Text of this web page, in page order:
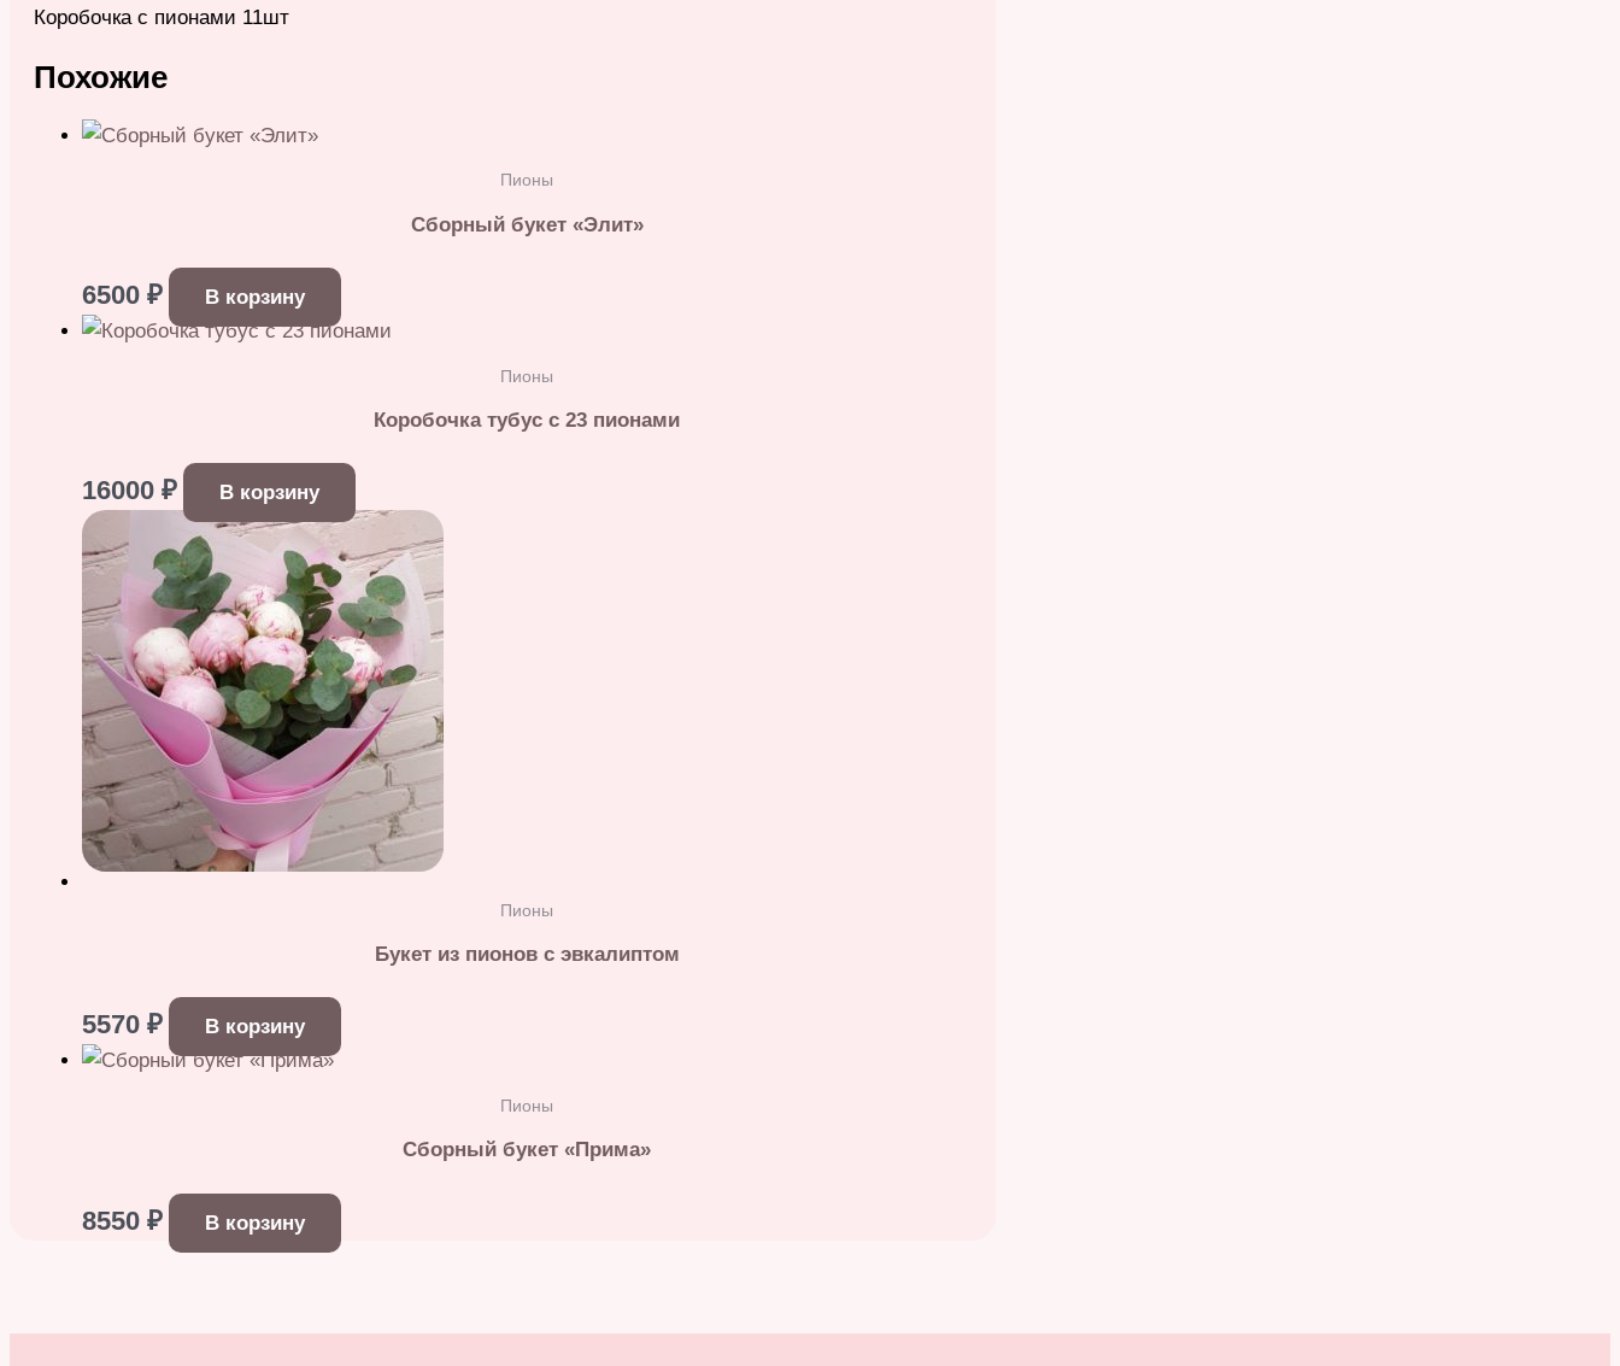
Коробочка с пионами 11шт
Похожие
Пионы
Сборный букет «Элит»
6500 ₽ В корзину
Пионы
Коробочка тубус с 23 пионами
16000 ₽ В корзину
Пионы
Букет из пионов с эвкалиптом
5570 ₽ В корзину
Пионы
Сборный букет «Прима»
8550 ₽ В корзину